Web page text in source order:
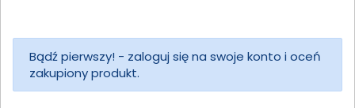
Bądź pierwszy! - zaloguj się na swoje konto i oceń
zakupiony produkt.